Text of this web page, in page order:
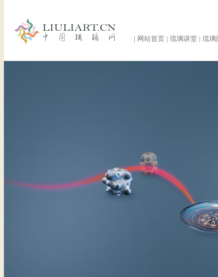
网站首页 琉璃讲堂 琉璃